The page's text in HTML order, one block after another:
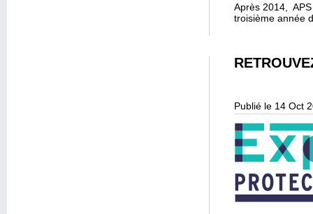
Après 2014,
troisième année
Publié le 14 Oct